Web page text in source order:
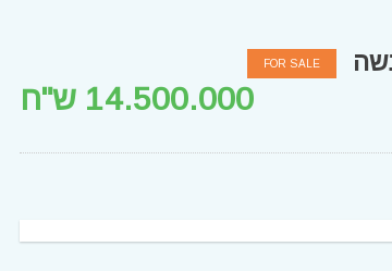
FOR SALE
14.500.000 ש"ח